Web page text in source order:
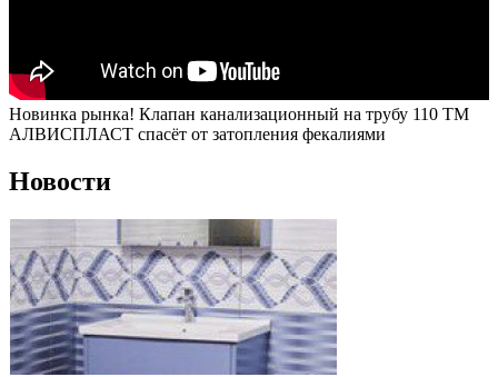
Новинка рынка! Клапан канализационный на трубу 110 ТМ
АЛВИСПЛАСТ спасёт от затопления фекалиями
Новости